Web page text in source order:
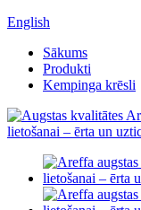
English
Sākums
Produkti
Kempinga krēsli